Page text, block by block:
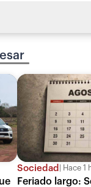
Sociedad Hace 1
Feriado largo: